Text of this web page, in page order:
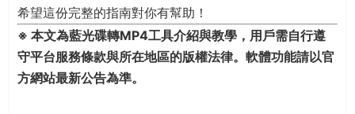
希望這份完整的指南對你有幫助！
※ 本文為藍光碟轉MP4工具介紹與教學，用戶需自行遵
守平台服務條款與所在地區的版權法律。軟體功能請以官
方網站最新公告為準。